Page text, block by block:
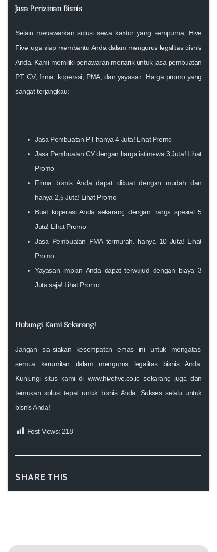
Jasa Perizinan Bisnis
Selain menawarkan solusi sewa kantor yang sempurna, Hive
Five juga siap membantu Anda dalam mengurus legalitas bisnis
Anda. Kami memiliki penawaran menarik untuk jasa pembuatan
PT, CV, firma, koperasi, PMA, dan yayasan. Harga promo yang
sangat terjangkau:
Jasa Pembuatan PT hanya 4 Juta! Lihat Promo
Jasa Pembuatan CV dengan harga istimewa 3 Juta! Lihat
Promo
Firma bisnis Anda dapat dibuat dengan mudah dan
hanya 2,5 Juta! Lihat Promo
Buat koperasi Anda sekarang dengan harga spesial 5
Juta! Lihat Promo
Jasa Pembuatan PMA termurah, hanya 10 Juta! Lihat
Promo
Yayasan impian Anda dapat terwujud dengan biaya 3
Juta saja! Lihat Promo
Hubungi Kami Sekarang!
Jangan sia-siakan kesempatan emas ini untuk mengatasi
semua kerumitan dalam mengurus legalitas bisnis Anda.
Kunjungi situs kami di www.hivefive.co.id sekarang juga dan
temukan solusi tepat untuk bisnis Anda. Sukses selalu untuk
bisnis Anda!
Post Views: 218
SHARE THIS